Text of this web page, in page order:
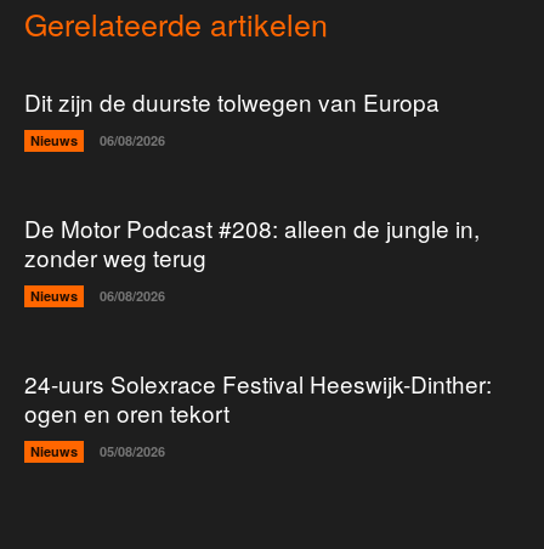
Gerelateerde artikelen
Dit zijn de duurste tolwegen van Europa
Nieuws 06/08/2026
De Motor Podcast #208: alleen de jungle in,
zonder weg terug
Nieuws 06/08/2026
24-uurs Solexrace Festival Heeswijk-Dinther:
ogen en oren tekort
Nieuws 05/08/2026